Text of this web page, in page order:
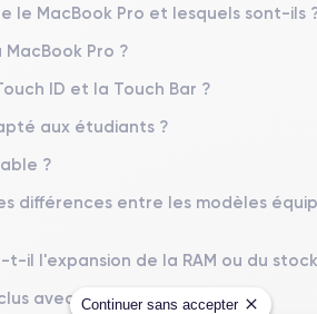
Continuer sans accepter
le MacBook Pro et lesquels sont-ils
Pro ?
ID et la Touch Bar ?
aux étudiants ?
?
différences entre les modèles
t-il l'expansion de la RAM ou du
avec la commande ?